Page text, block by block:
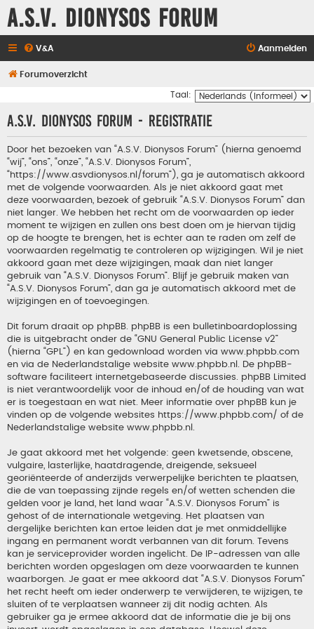
A.S.V. Dionysos Forum
V&A Aanmelden
Forumoverzicht
Taal:
A.S.V. Dionysos Forum - Registratie
Door het bezoeken van “A.S.V. Dionysos Forum” (hierna genoemd
“wij”, “ons”, “onze”, “A.S.V. Dionysos Forum”,
“https://www.asvdionysos.nl/forum”), ga je automatisch akkoord
met de volgende voorwaarden. Als je niet akkoord gaat met
deze voorwaarden, bezoek of gebruik “A.S.V. Dionysos Forum” dan
niet langer. We hebben het recht om de voorwaarden op ieder
moment te wijzigen en zullen ons best doen om je hiervan tijdig
op de hoogte te brengen, het is echter aan te raden om zelf de
voorwaarden regelmatig te controleren op wijzigingen. Wil je niet
akkoord gaan met deze wijzigingen, maak dan niet langer
gebruik van “A.S.V. Dionysos Forum”. Blijf je gebruik maken van
“A.S.V. Dionysos Forum”, dan ga je automatisch akkoord met de
wijzigingen en of toevoegingen.
Dit forum draait op phpBB. phpBB is een bulletinboardoplossing
die is uitgebracht onder de “GNU General Public License v2”
(hierna “GPL”) en kan gedownload worden via www.phpbb.com
en via de Nederlandstalige website www.phpbb.nl . De phpBB-
software faciliteert internetgebaseerde discussies. phpBB Limited
is niet verantwoordelijk voor de inhoud en/of de houding van wat
er is toegestaan en wat niet. Meer informatie over phpBB kun je
vinden op de volgende websites https://www.phpbb.com/ of de
Nederlandstalige website www.phpbb.nl
Je gaat akkoord met het volgende: geen kwetsende, obscene,
vulgaire, lasterlijke, haatdragende, dreigende, seksueel
georiënteerde of anderzijds verwerpelijke berichten te plaatsen,
die de van toepassing zijnde regels en/of wetten schenden die
gelden voor je land, het land waar “A.S.V. Dionysos Forum” is
gehost of de internationale wetgeving. Het plaatsen van
dergelijke berichten kan ertoe leiden dat je met onmiddellijke
ingang en permanent wordt verbannen van dit forum. Tevens
kan je serviceprovider worden ingelicht. De IP-adressen van alle
berichten worden opgeslagen om deze voorwaarden te kunnen
waarborgen. Je gaat er mee akkoord dat “A.S.V. Dionysos Forum”
het recht heeft om ieder onderwerp te verwijderen, te wijzigen, te
sluiten of te verplaatsen wanneer zij dit nodig achten. Als
gebruiker ga je ermee akkoord dat de informatie die je bij ons